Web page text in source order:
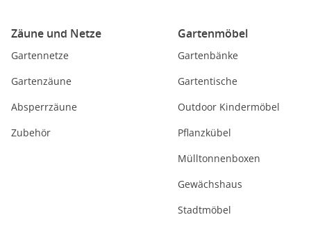
Zäune und Netze
Gartennetze
Gartenzäune
Absperrzäune
Zubehör
Gartenmöbel
Gartenbänke
Gartentische
Outdoor Kindermöbel
Pflanzkübel
Mülltonnenboxen
Gewächshaus
Stadtmöbel